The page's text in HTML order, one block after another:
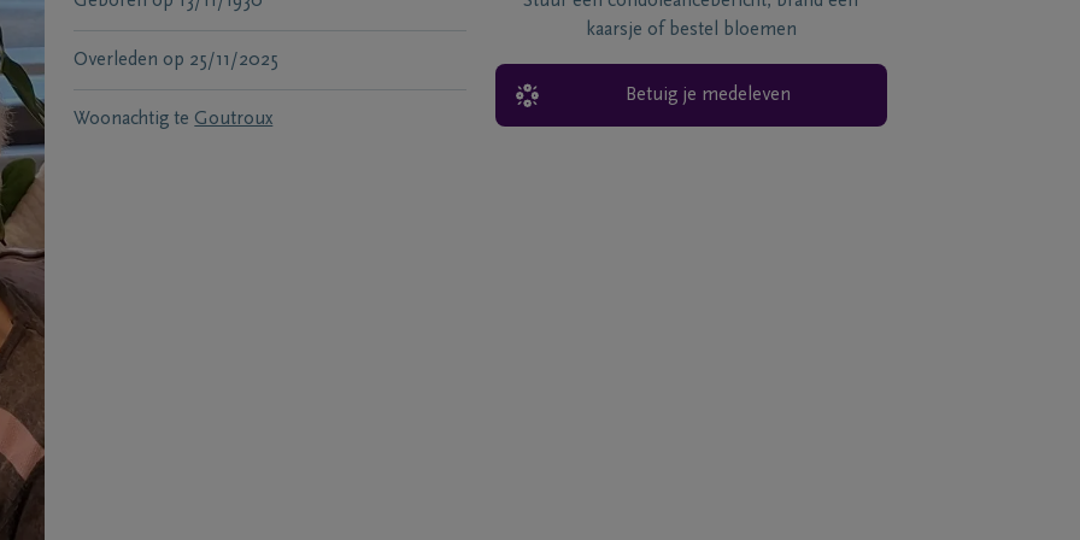
Overleden op 25/11/2025
Woonachtig te Goutroux
kaarsje of bestel bloemen
Betuig je medeleven